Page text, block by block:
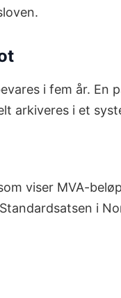
i fem år.
arkiveres i et
viser MVA-
i